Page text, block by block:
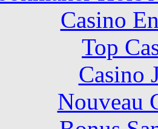
Casino
Top
Casino
Nouveau